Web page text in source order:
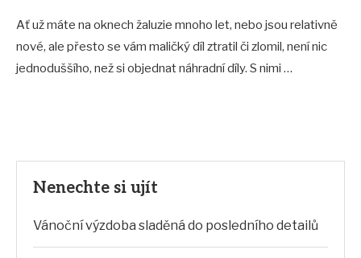
Ať už máte na oknech žaluzie mnoho let, nebo jsou relativně
nové, ale přesto se vám maličký díl ztratil či zlomil, není nic
jednoduššího, než si objednat náhradní díly. S nimi …
Nenechte si ujít
Vánoční výzdoba sladěná do posledního detailů